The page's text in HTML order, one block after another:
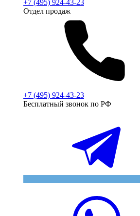
+7 (495) 924-43-23
Отдел продаж
+7 (495) 924-43-23
Бесплатный звонок по РФ